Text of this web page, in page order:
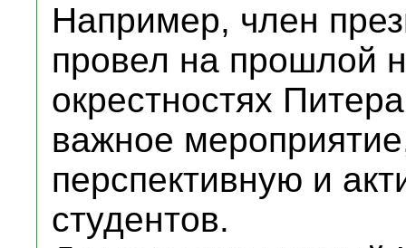
Например, член
провел на прошлой
окрестностях
важное
перспективную и
студентов.